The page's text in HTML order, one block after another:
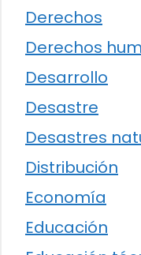
Derechos
Derechos
Desarrollo
Desastre
Desastres
Distribución
Economía
Educación